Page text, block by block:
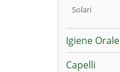
Solari
Igiene Orale
Capelli